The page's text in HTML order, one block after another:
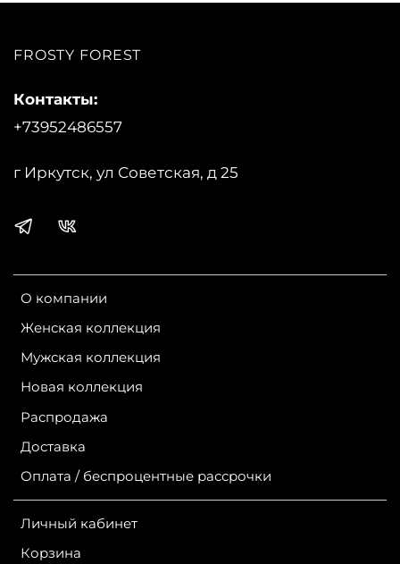
FROSTY FOREST
О компании
Женская коллекция
Мужская коллекция
Новая коллекция
Распродажа
Доставка
Оплата / беспроцентные рассрочки
Личный кабинет
Корзина
Контакты:
+73952486557
г Иркутск, ул Советская, д 25